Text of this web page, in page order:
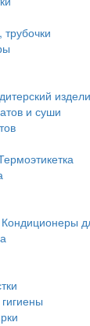
и суши